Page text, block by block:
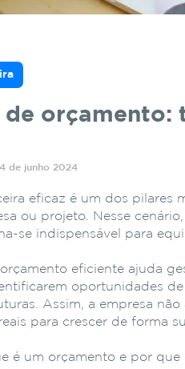
de orçamento:
de junho 2024
eficaz é um dos pilares
ou projeto. Nesse
se indispensável para
eficiente ajuda
oportunidades
Assim, a empresa
para crescer de forma
é um orçamento e por